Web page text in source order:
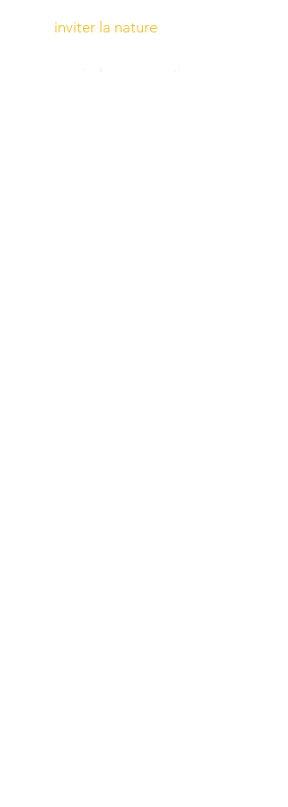
inviter la nature